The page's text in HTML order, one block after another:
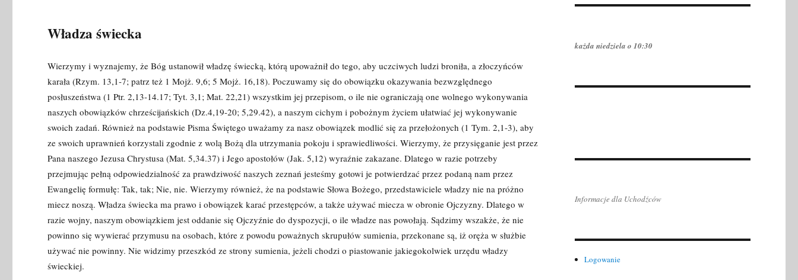
Władza świecka
Wierzymy i wyznajemy, że Bóg ustanowił władzę świecką, którą upoważnił do tego, aby uczciwych ludzi broniła, a złoczyńców
karała (Rzym. 13,1-7; patrz też 1 Mojż. 9,6; 5 Mojż. 16,18). Poczuwamy się do obowiązku okazywania bezwzględnego
posłuszeństwa (1 Ptr. 2,13-14.17; Tyt. 3,1; Mat. 22,21) wszystkim jej przepisom, o ile nie ograniczają one wolnego wykonywania
naszych obowiązków chrześcijańskich (Dz.4,19-20; 5,29.42), a naszym cichym i pobożnym życiem ułatwiać jej wykonywanie
swoich zadań. Również na podstawie Pisma Świętego uważamy za nasz obowiązek modlić się za przełożonych (1 Tym. 2,1-3), aby
ze swoich uprawnień korzystali zgodnie z wolą Bożą dla utrzymania pokoju i sprawiedliwości. Wierzymy, że przysięganie jest przez
Pana naszego Jezusa Chrystusa (Mat. 5,34.37) i Jego apostołów (Jak. 5,12) wyraźnie zakazane. Dlatego w razie potrzeby
przejmując pełną odpowiedzialność za prawdziwość naszych zeznań jesteśmy gotowi je potwierdzać przez podaną nam przez
Ewangelię formułę: Tak, tak; Nie, nie. Wierzymy również, że na podstawie Słowa Bożego, przedstawiciele władzy nie na próżno
miecz noszą. Wła­dza świecka ma prawo i obowiązek karać przestępców, a także używać miecza w obronie Ojczyzny. Dlatego w
razie wojny, naszym obowiązkiem jest oddanie się Ojczyźnie do dyspozycji, o ile władze nas powołają. Sądzimy wszakże, że nie
powinno się wywierać przymusu na oso­bach, które z powodu poważnych skrupułów sumienia, przekonane są, iż oręża w służbie
używać nie powinny. Nie widzimy przeszkód ze strony sumienia, jeżeli chodzi o piastowanie jakiegokolwiek urzędu władzy
świeckiej.
każda niedziela o 10:30
Informacje dla Uchodźców
Logowanie